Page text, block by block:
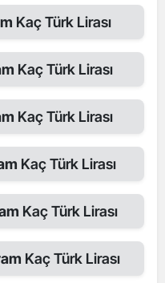
Kaç Türk Lirası
Kaç Türk Lirası
Kaç Türk Lirası
Kaç Türk Lirası
Kaç Türk Lirası
Kaç Türk Lirası